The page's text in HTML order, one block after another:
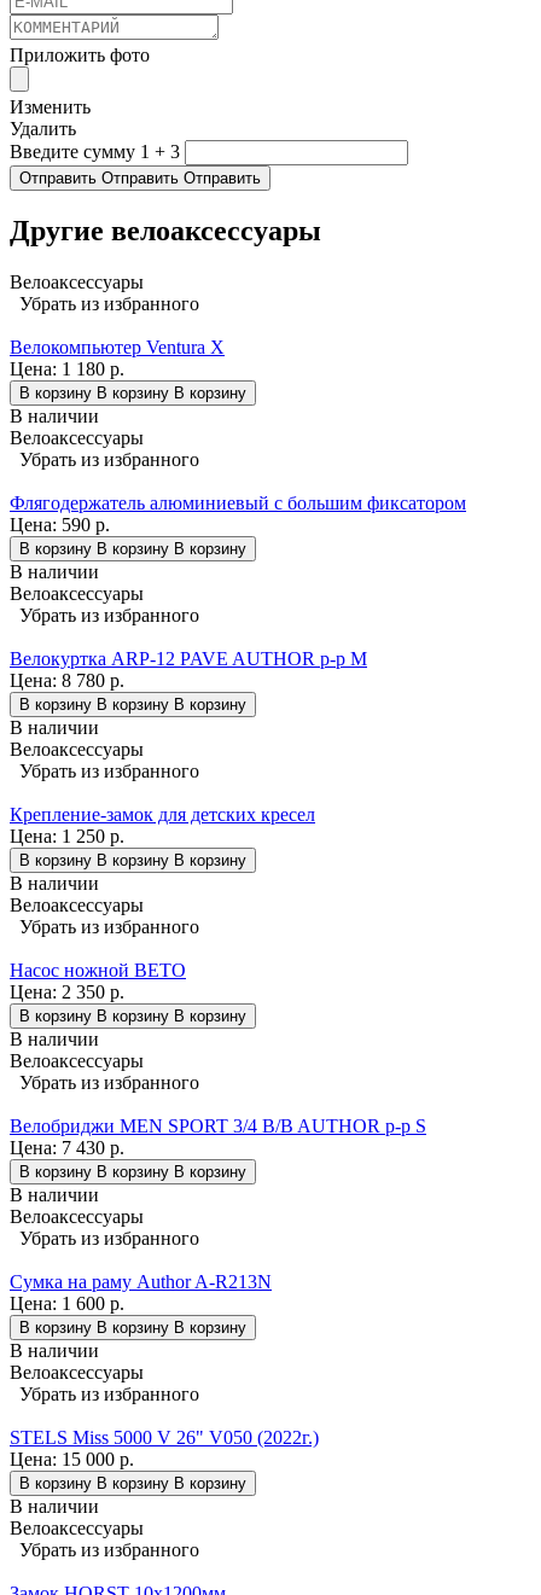
Приложить фото
Изменить
Удалить
Введите сумму 1 + 3
Отправить Отправить Отправить
Другие велоаксессуары
Велоаксессуары
Убрать из избранного
Велокомпьютер Ventura X
Цена: 1 180 р.
В корзину В корзину В корзину
В наличии
Велоаксессуары
Убрать из избранного
Флягодержатель алюминиевый с большим фиксатором
Цена: 590 р.
В корзину В корзину В корзину
В наличии
Велоаксессуары
Убрать из избранного
Велокуртка ARP-12 PAVE AUTHOR р-р M
Цена: 8 780 р.
В корзину В корзину В корзину
В наличии
Велоаксессуары
Убрать из избранного
Крепление-замок для детских кресел
Цена: 1 250 р.
В корзину В корзину В корзину
В наличии
Велоаксессуары
Убрать из избранного
Насос ножной BETO
Цена: 2 350 р.
В корзину В корзину В корзину
В наличии
Велоаксессуары
Убрать из избранного
Велобриджи MEN SPORT 3/4 B/B AUTHOR р-р S
Цена: 7 430 р.
В корзину В корзину В корзину
В наличии
Велоаксессуары
Убрать из избранного
Сумка на раму Author A-R213N
Цена: 1 600 р.
В корзину В корзину В корзину
В наличии
Велоаксессуары
Убрать из избранного
STELS Miss 5000 V 26" V050 (2022г.)
Цена: 15 000 р.
В корзину В корзину В корзину
В наличии
Велоаксессуары
Убрать из избранного